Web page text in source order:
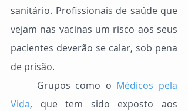
sanitário. Profissionais de saúde que
vejam nas vacinas um risco aos seus
pacientes deverão se calar, sob pena
de prisão.
	Grupos como o
Médicos pela
Vida, que tem sido exposto aos